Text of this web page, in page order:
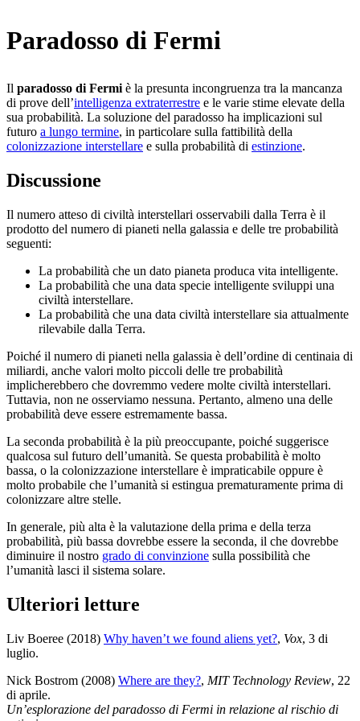
Paradosso di Fermi
Il paradosso di Fermi è la presunta incongruenza tra la mancanza
di prove dell’intelligenza extraterrestre e le varie stime elevate della
sua probabilità. La soluzione del paradosso ha implicazioni sul
futuro a lungo termine, in particolare sulla fattibilità della
colonizzazione interstellare e sulla probabilità di estinzione.
Discussione
Il numero atteso di civiltà interstellari osservabili dalla Terra è il
prodotto del numero di pianeti nella galassia e delle tre probabilità
seguenti:
La probabilità che un dato pianeta produca vita intelligente.
La probabilità che una data specie intelligente sviluppi una
civiltà interstellare.
La probabilità che una data civiltà interstellare sia attualmente
rilevabile dalla Terra.
Poiché il numero di pianeti nella galassia è dell’ordine di centinaia di
miliardi, anche valori molto piccoli delle tre probabilità
implicherebbero che dovremmo vedere molte civiltà interstellari.
Tuttavia, non ne osserviamo nessuna. Pertanto, almeno una delle
probabilità deve essere estremamente bassa.
La seconda probabilità è la più preoccupante, poiché suggerisce
qualcosa sul futuro dell’umanità. Se questa probabilità è molto
bassa, o la colonizzazione interstellare è impraticabile oppure è
molto probabile che l’umanità si estingua prematuramente prima di
colonizzare altre stelle.
In generale, più alta è la valutazione della prima e della terza
probabilità, più bassa dovrebbe essere la seconda, il che dovrebbe
diminuire il nostro grado di convinzione sulla possibilità che
l’umanità lasci il sistema solare.
Ulteriori letture
Liv Boeree (2018) Why haven’t we found aliens yet?, Vox, 3 di
luglio.
Nick Bostrom (2008) Where are they?, MIT Technology Review, 22
di aprile.
Un’esplorazione del paradosso di Fermi in relazione al rischio di